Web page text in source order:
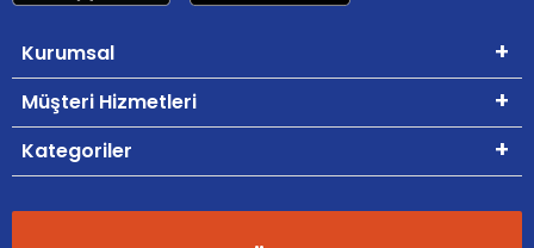
Kurumsal
Müşteri Hizmetleri
Kategoriler